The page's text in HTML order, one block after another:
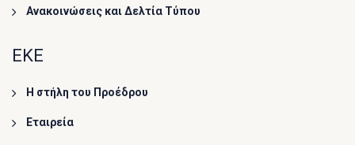
Ανακοινώσεις και Δελτία Τύπου
ΕΚΕ
Η στήλη του Προέδρου
Εταιρεία